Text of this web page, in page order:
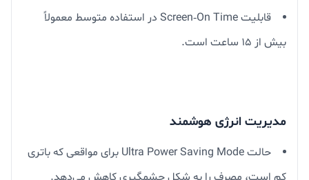
قابلیت Screen‑On Time در استفاده متوسط معمولاً
بیش از ۱۵ ساعت است.
مدیریت انرژی هوشمند
حالت Ultra Power Saving Mode برای مواقعی که باتری